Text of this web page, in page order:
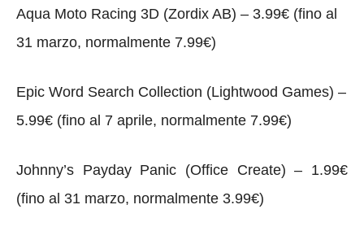
Aqua Moto Racing 3D (Zordix AB) – 3.99€ (fino al
31 marzo, normalmente 7.99€)
Epic Word Search Collection (Lightwood Games) –
5.99€ (fino al 7 aprile, normalmente 7.99€)
Johnny’s Payday Panic (Office Create) – 1.99€
(fino al 31 marzo, normalmente 3.99€)